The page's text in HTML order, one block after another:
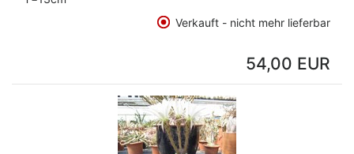
Verkauft - nicht mehr lieferbar
54,00 EUR